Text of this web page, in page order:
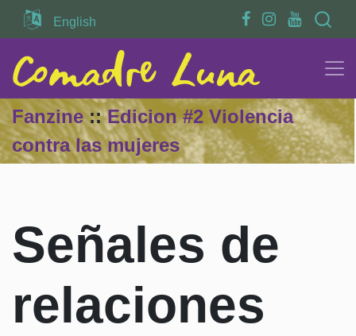
English
Search
Fanzine::Edicion #2 Violencia
contra las mujeres
Señales de
relaciones